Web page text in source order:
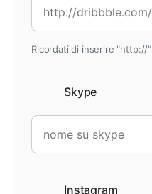
Ricordati di inserire "http://"
Skype
Instagram